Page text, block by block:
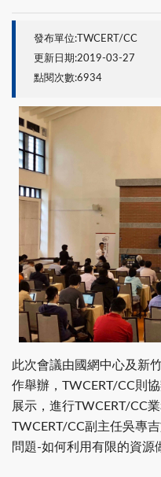
發布單位:TWCERT/CC
更新日期:2019-03-27
點閱次數:6934
此次會議由國網中心及新
作舉辦，TWCERT/CC則
展示，進行TWCERT/CC
TWCERT/CC副主任吳專
問題-如何利用有限的資源